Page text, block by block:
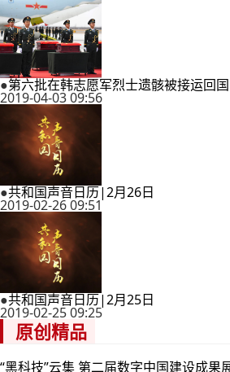
●第六批在韩志愿军烈士遗骸被接运回国
2019-04-03 09:56
●共和国声音日历|2月26日
2019-02-26 09:51
●共和国声音日历|2月25日
2019-02-25 09:25
原创精品
“黑科技”云集 第二届数字中国建设成果